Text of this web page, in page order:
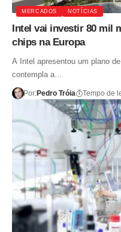
MERCADOS NOTÍCIAS
Intel vai investir 80 mil
chips na Europa
A Intel apresentou um plano
contempla a…
Por:Pedro Tróia Tempo de